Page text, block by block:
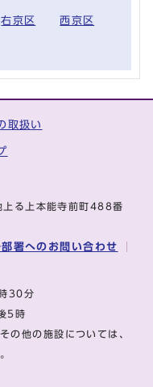
右京区 西京区
取扱い
る上本能寺前町488番
部署へのお問い合わせ
時30分
後5時
の他の施設については、